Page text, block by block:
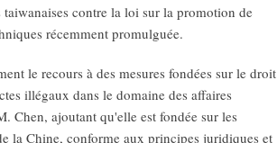
taiwanaises contre la loi sur la promotion de
récemment promulguée.
le recours à des mesures fondées sur le droit
illégaux dans le domaine des affaires
Chen, ajoutant qu'elle est fondée sur les
la Chine, conforme aux principes juridiques et